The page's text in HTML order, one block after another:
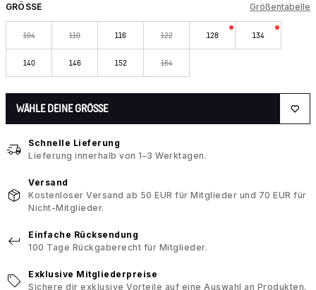
GRÖSSE Größentabelle
104 110 116 122 128 134
140 146 152 164
WÄHLE DEINE GRÖSSE
Schnelle Lieferung
Lieferung innerhalb von 1–3 Werktagen.
Versand
Kostenloser Versand ab 50 EUR für Mitglieder und 70 EUR für
Nicht-Mitglieder.
Einfache Rücksendung
100 Tage Rückgaberecht für Mitglieder.
Exklusive Mitgliederpreise
Sichere dir exklusive Vorteile auf eine Auswahl an Produkten.